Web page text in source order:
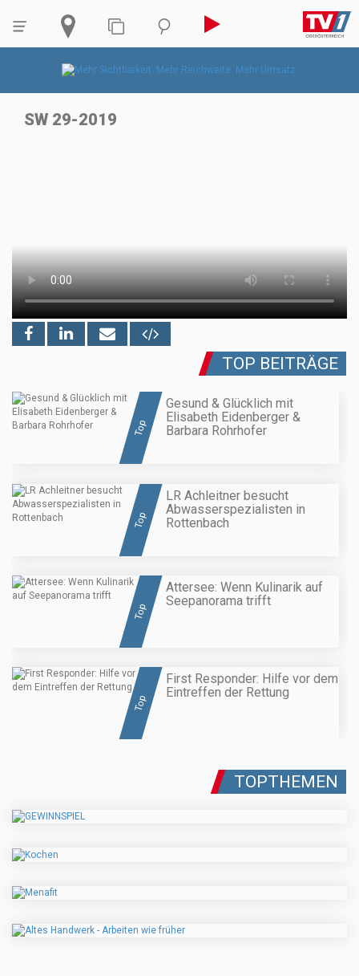
SW 29-2019
TOP BEITRÄGE
Top
Gesund & Glücklich mit
Elisabeth Eidenberger &
Barbara Rohrhofer
Top
LR Achleitner besucht
Abwasserspezialisten in
Rottenbach
Top
Attersee: Wenn Kulinarik auf
Seepanorama trifft
Top
First Responder: Hilfe vor dem
Eintreffen der Rettung
TOPTHEMEN